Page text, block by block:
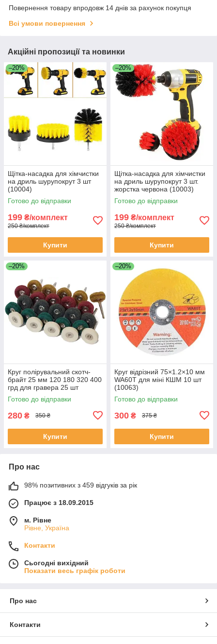
Повернення товару впродовж 14 днів за рахунок покупця
Всі умови повернення
Акційні пропозиції та новинки
–20%
Щітка-насадка для хімчистки
на дриль шурупокрут 3 шт
(10004)
Готово до відправки
199 ₴/комплект
250 ₴/комплект
Купити
–20%
Щітка-насадка для хімчистки
на дриль шурупокрут 3 шт.
жорстка червона (10003)
Готово до відправки
199 ₴/комплект
250 ₴/комплект
Купити
–20%
Круг полірувальний скотч-
брайт 25 мм 120 180 320 400
грд для гравера 25 шт
(001222)
Готово до відправки
280 ₴ 350 ₴
Купити
–20%
Круг відрізний 75×1.2×10 мм
WA60T для міні КШМ 10 шт
(10063)
Готово до відправки
300 ₴ 375 ₴
Купити
Про нас
98% позитивних з 459 відгуків за рік
Працює з 18.09.2015
м. Рівне
Рівне, Україна
Контакти
Сьогодні вихідний
Показати весь графік роботи
Про нас
Контакти